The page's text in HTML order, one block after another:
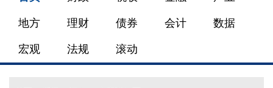
地方 理财 债券 会计 数据
宏观 法规 滚动